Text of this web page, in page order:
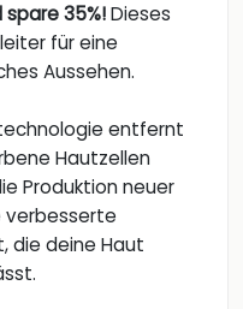
spare 35%!Dieses
für eine
Aussehen.
entfernt
Hautzellen
Produktion neuer
verbesserte
die deine Haut